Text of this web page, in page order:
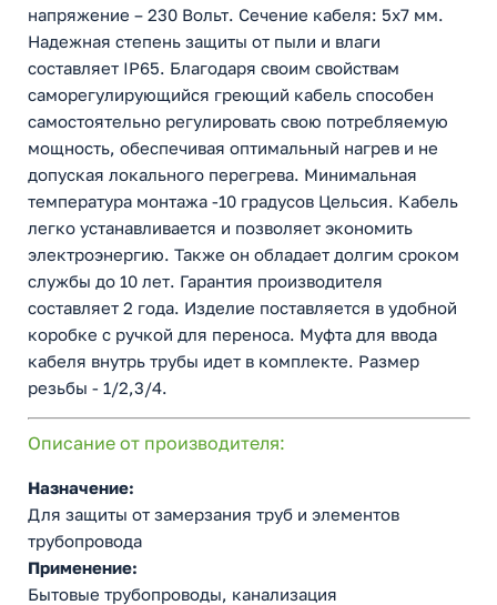
напряжение – 230 Вольт. Сечение кабеля: 5х7 мм.
Надежная степень защиты от пыли и влаги
составляет IP65. Благодаря своим свойствам
саморегулирующийся греющий кабель способен
самостоятельно регулировать свою потребляемую
мощность, обеспечивая оптимальный нагрев и не
допуская локального перегрева. Минимальная
температура монтажа -10 градусов Цельсия. Кабель
легко устанавливается и позволяет экономить
электроэнергию. Также он обладает долгим сроком
службы до 10 лет. Гарантия производителя
составляет 2 года. Изделие поставляется в удобной
коробке с ручкой для переноса. Муфта для ввода
кабеля внутрь трубы идет в комплекте. Размер
резьбы - 1/2,3/4.
Описание от производителя:
Назначение:
Для защиты от замерзания труб и элементов
трубопровода
Применение:
Бытовые трубопроводы, канализация